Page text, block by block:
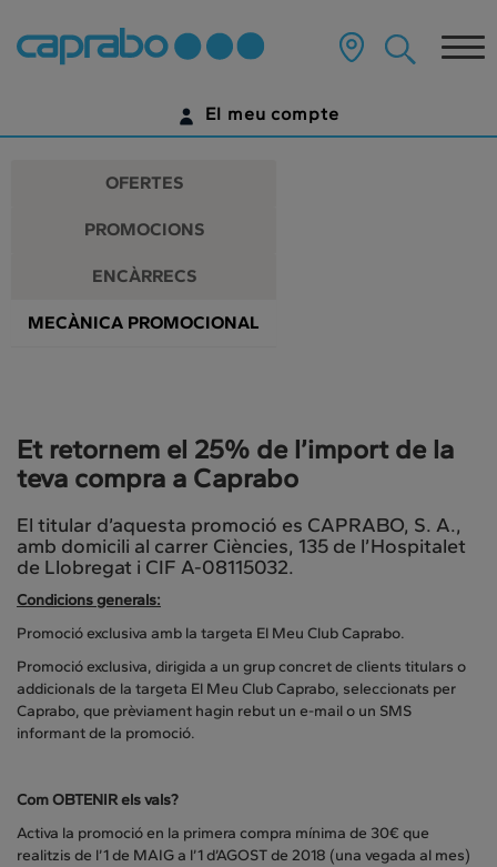
Promocions
descomptes
als
nostres
supermercats
contingut
pàgina
El meu compte
ENCARA NO TENS UN COMPTE DIGITAL?
OFERTES
PROMOCIONS
ENCÀRRECS
MECÀNICA PROMOCIONAL
Et retornem el 25% de l’import de la
teva compra a Caprabo
El titular d’aquesta promoció es CAPRABO, S. A.,
amb domicili al carrer Ciències, 135 de l’Hospitalet
de Llobregat i CIF A-08115032.
Condicions generals:
Promoció exclusiva amb la targeta El Meu Club Caprabo.
Promoció exclusiva, dirigida a un grup concret de clients titulars o
addicionals de la targeta El Meu Club Caprabo, seleccionats per
Caprabo, que prèviament hagin rebut un e-mail o un SMS
informant de la promoció.
Com OBTENIR els vals?
Activa la promoció en la primera compra mínima de 30€ que
realitzis de l’1 de MAIG a l’1 d’AGOST de 2018 (una vegada al mes)